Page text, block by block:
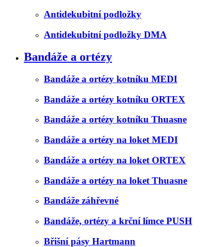
Antidekubitní podložky
Antidekubitní podložky DMA
Bandáže a ortézy
Bandáže a ortézy kotníku MEDI
Bandáže a ortézy kotníku ORTEX
Bandáže a ortézy kotníku Thuasne
Bandáže a ortézy na loket MEDI
Bandáže a ortézy na loket ORTEX
Bandáže a ortézy na loket Thuasne
Bandáže záhřevné
Bandáže, ortézy a krční límce PUSH
Břišní pásy Hartmann